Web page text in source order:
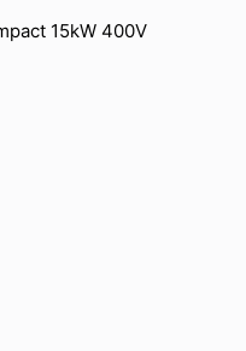
15kW 400V